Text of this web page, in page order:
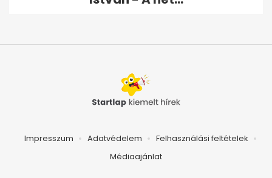
Impresszum Adatvédelem
Felhasználási feltételek
Médiaajánlat